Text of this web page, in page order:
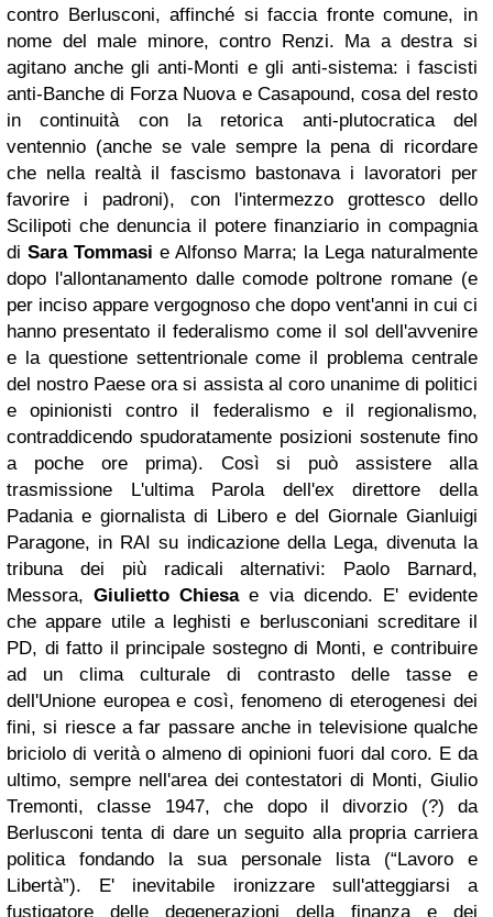
contro Berlusconi, affinché si faccia fronte comune, in
nome del male minore, contro Renzi. Ma a destra si
agitano anche gli anti-Monti e gli anti-sistema: i fascisti
anti-Banche di Forza Nuova e Casapound, cosa del resto
in continuità con la retorica anti-plutocratica del
ventennio (anche se vale sempre la pena di ricordare
che nella realtà il fascismo bastonava i lavoratori per
favorire i padroni), con l'intermezzo grottesco dello
Scilipoti che denuncia il potere finanziario in compagnia
di Sara Tommasi e Alfonso Marra; la Lega naturalmente
dopo l'allontanamento dalle comode poltrone romane (e
per inciso appare vergognoso che dopo vent'anni in cui ci
hanno presentato il federalismo come il sol dell'avvenire
e la questione settentrionale come il problema centrale
del nostro Paese ora si assista al coro unanime di politici
e opinionisti contro il federalismo e il regionalismo,
contraddicendo spudoratamente posizioni sostenute fino
a poche ore prima). Così si può assistere alla
trasmissione L'ultima Parola dell'ex direttore della
Padania e giornalista di Libero e del Giornale Gianluigi
Paragone, in RAI su indicazione della Lega, divenuta la
tribuna dei più radicali alternativi: Paolo Barnard,
Messora,Giulietto Chiesae via dicendo. E' evidente
che appare utile a leghisti e berlusconiani screditare il
PD, di fatto il principale sostegno di Monti, e contribuire
ad un clima culturale di contrasto delle tasse e
dell'Unione europea e così, fenomeno di eterogenesi dei
fini, si riesce a far passare anche in televisione qualche
briciolo di verità o almeno di opinioni fuori dal coro. E da
ultimo, sempre nell'area dei contestatori di Monti, Giulio
Tremonti, classe 1947, che dopo il divorzio (?) da
Berlusconi tenta di dare un seguito alla propria carriera
politica fondando la sua personale lista (“Lavoro e
Libertà”). E' inevitabile ironizzare sull'atteggiarsi a
fustigatore delle degenerazioni della finanza e dei